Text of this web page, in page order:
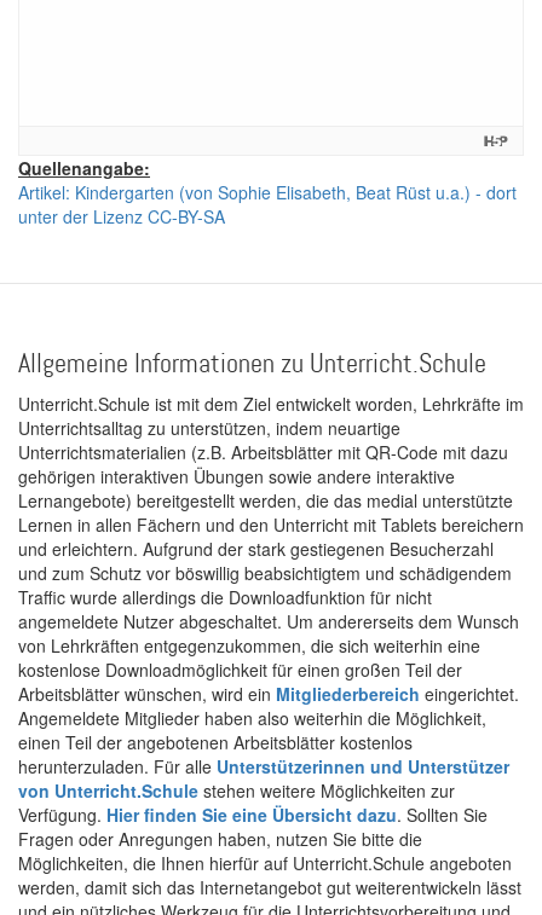
Quellenangabe:
Artikel: Kindergarten (von Sophie Elisabeth, Beat Rüst u.a.) - dort
unter der Lizenz CC-BY-SA
Allgemeine Informationen zu Unterricht.Schule
Unterricht.Schule ist mit dem Ziel entwickelt worden, Lehrkräfte im
Unterrichtsalltag zu unterstützen, indem neuartige
Unterrichtsmaterialien (z.B. Arbeitsblätter mit QR-Code mit dazu
gehörigen interaktiven Übungen sowie andere interaktive
Lernangebote) bereitgestellt werden, die das medial unterstützte
Lernen in allen Fächern und den Unterricht mit Tablets bereichern
und erleichtern. Aufgrund der stark gestiegenen Besucherzahl
und zum Schutz vor böswillig beabsichtigtem und schädigendem
Traffic wurde allerdings die Downloadfunktion für nicht
angemeldete Nutzer abgeschaltet. Um andererseits dem Wunsch
von Lehrkräften entgegenzukommen, die sich weiterhin eine
kostenlose Downloadmöglichkeit für einen großen Teil der
Arbeitsblätter wünschen, wird ein Mitgliederbereich eingerichtet.
Angemeldete Mitglieder haben also weiterhin die Möglichkeit,
einen Teil der angebotenen Arbeitsblätter kostenlos
herunterzuladen. Für alle Unterstützerinnen und Unterstützer
von Unterricht.Schule stehen weitere Möglichkeiten zur
Verfügung. Hier finden Sie eine Übersicht dazu. Sollten Sie
Fragen oder Anregungen haben, nutzen Sie bitte die
Möglichkeiten, die Ihnen hierfür auf Unterricht.Schule angeboten
werden, damit sich das Internetangebot gut weiterentwickeln lässt